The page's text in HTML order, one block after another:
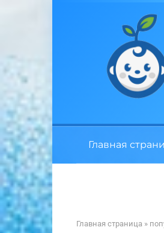
Главная
Главная страница »